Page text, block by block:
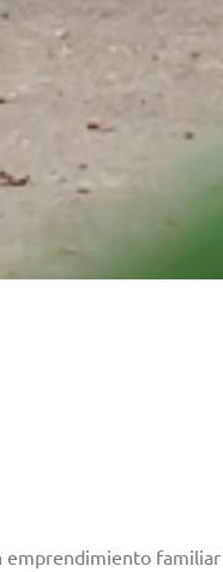
emprendimiento familiar